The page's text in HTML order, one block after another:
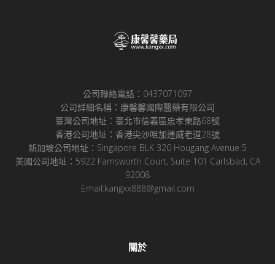
公司聯絡電話：0437071097
公司詳細名稱：康馨馨國際醫藥有限公司
臺灣公司地址：臺北市信義區忠孝東路68號
香港公司地址：香港尖沙咀加連威老道28號
新加坡公司地址：Singapore BLK 320 Hougang Avenue 5
美國公司地址：5922 Farnsworth Court, Suite 101 Carlsbad, CA
92008
Email:kangxx888@gmail.com
關於